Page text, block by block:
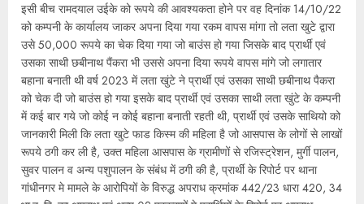
इसी बीच रामदयाल उईके को रूपये की आवश्यकता होने पर वह दिनांक 14/10/22
को कम्पनी के कार्यालय जाकर अपना दिया गया रकम वापस मांगा तो लता खुटे द्वारा
उसे 50,000 रूपये का चेक दिया गया जो बाउंस हो गया जिसके बाद प्रार्थी एवं
उसका साथी छबीनाथ पैंकरा भी उससे अपना दिया रूपये वापस मांगे जो लगातार
बहाना बनाती थी वर्ष 2023 में लता खुंटे ने प्रार्थी एवं उसका साथी छबीनाथ पैकरा
को चेक दी जो बाउंस हो गया इसके बाद प्रार्थी एवं उसका साथी लता खुंटे के कम्पनी
में कई बार गये जो कोई न कोई बहाना बनाती रहती थी, प्रार्थी एवं उसके साथियो को
जानकारी मिली कि लता खुटे फाड किस्म की महिला है जो आसपास के लोगों से लाखों
रूपये ठगी कर ली है, उक्त महिला आसपास के ग्रामीणों से रजिस्ट्रेशन, मुर्गी पालन,
सुवर पालन व अन्य पशुपालन के संबंध में ठगी की है, प्रार्थी के रिपोर्ट पर थाना
गांधीनगर मे मामले के आरोपियों के विरुद्ध अपराध क्रमांक 442/23 धारा 420, 34